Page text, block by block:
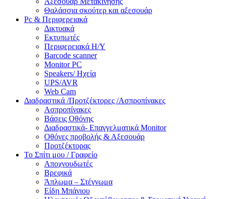
Θαλάσσια σκούτερ και αξεσουάρ
Pc & Περιφερειακά
Δικτυακά
Εκτυπωτές
Περιφερειακά Η/Υ
Barcode scanner
Monitor PC
Speakers/ Ηχεία
UPS/AVR
Web Cam
Διαδραστικά /Προτζέκτορες /Ασπροπίνακες
Ασπροπίνακες
Βάσεις Οθόνης
Διαδραστικά- Επαγγελματικά Monitor
Οθόνες προβολής & Αξεσουάρ
Προτζέκτορας
Το Σπίτι μου / Γραφείο
Αποχνουδωτές
Βρεφικά
Άπλωμα – Στέγνωμα
Είδη Μπάνιου